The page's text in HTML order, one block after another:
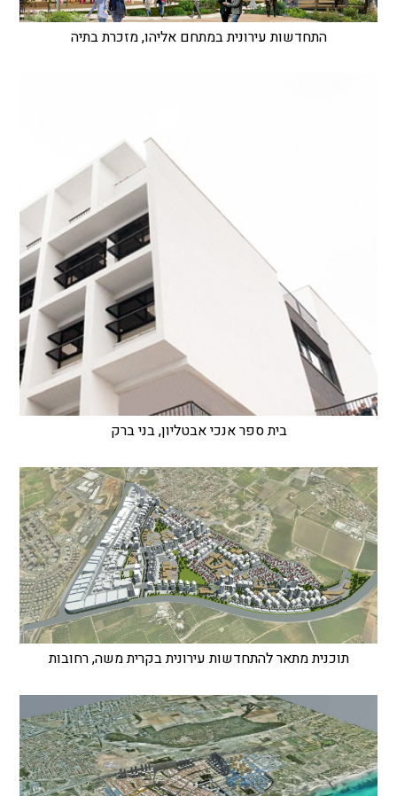
התחדשות עירונית במתחם אליהו, מזכרת בתיה
בית ספר אנכי אבטליון, בני ברק
תוכנית מתאר להתחדשות עירונית בקרית משה, רחובות